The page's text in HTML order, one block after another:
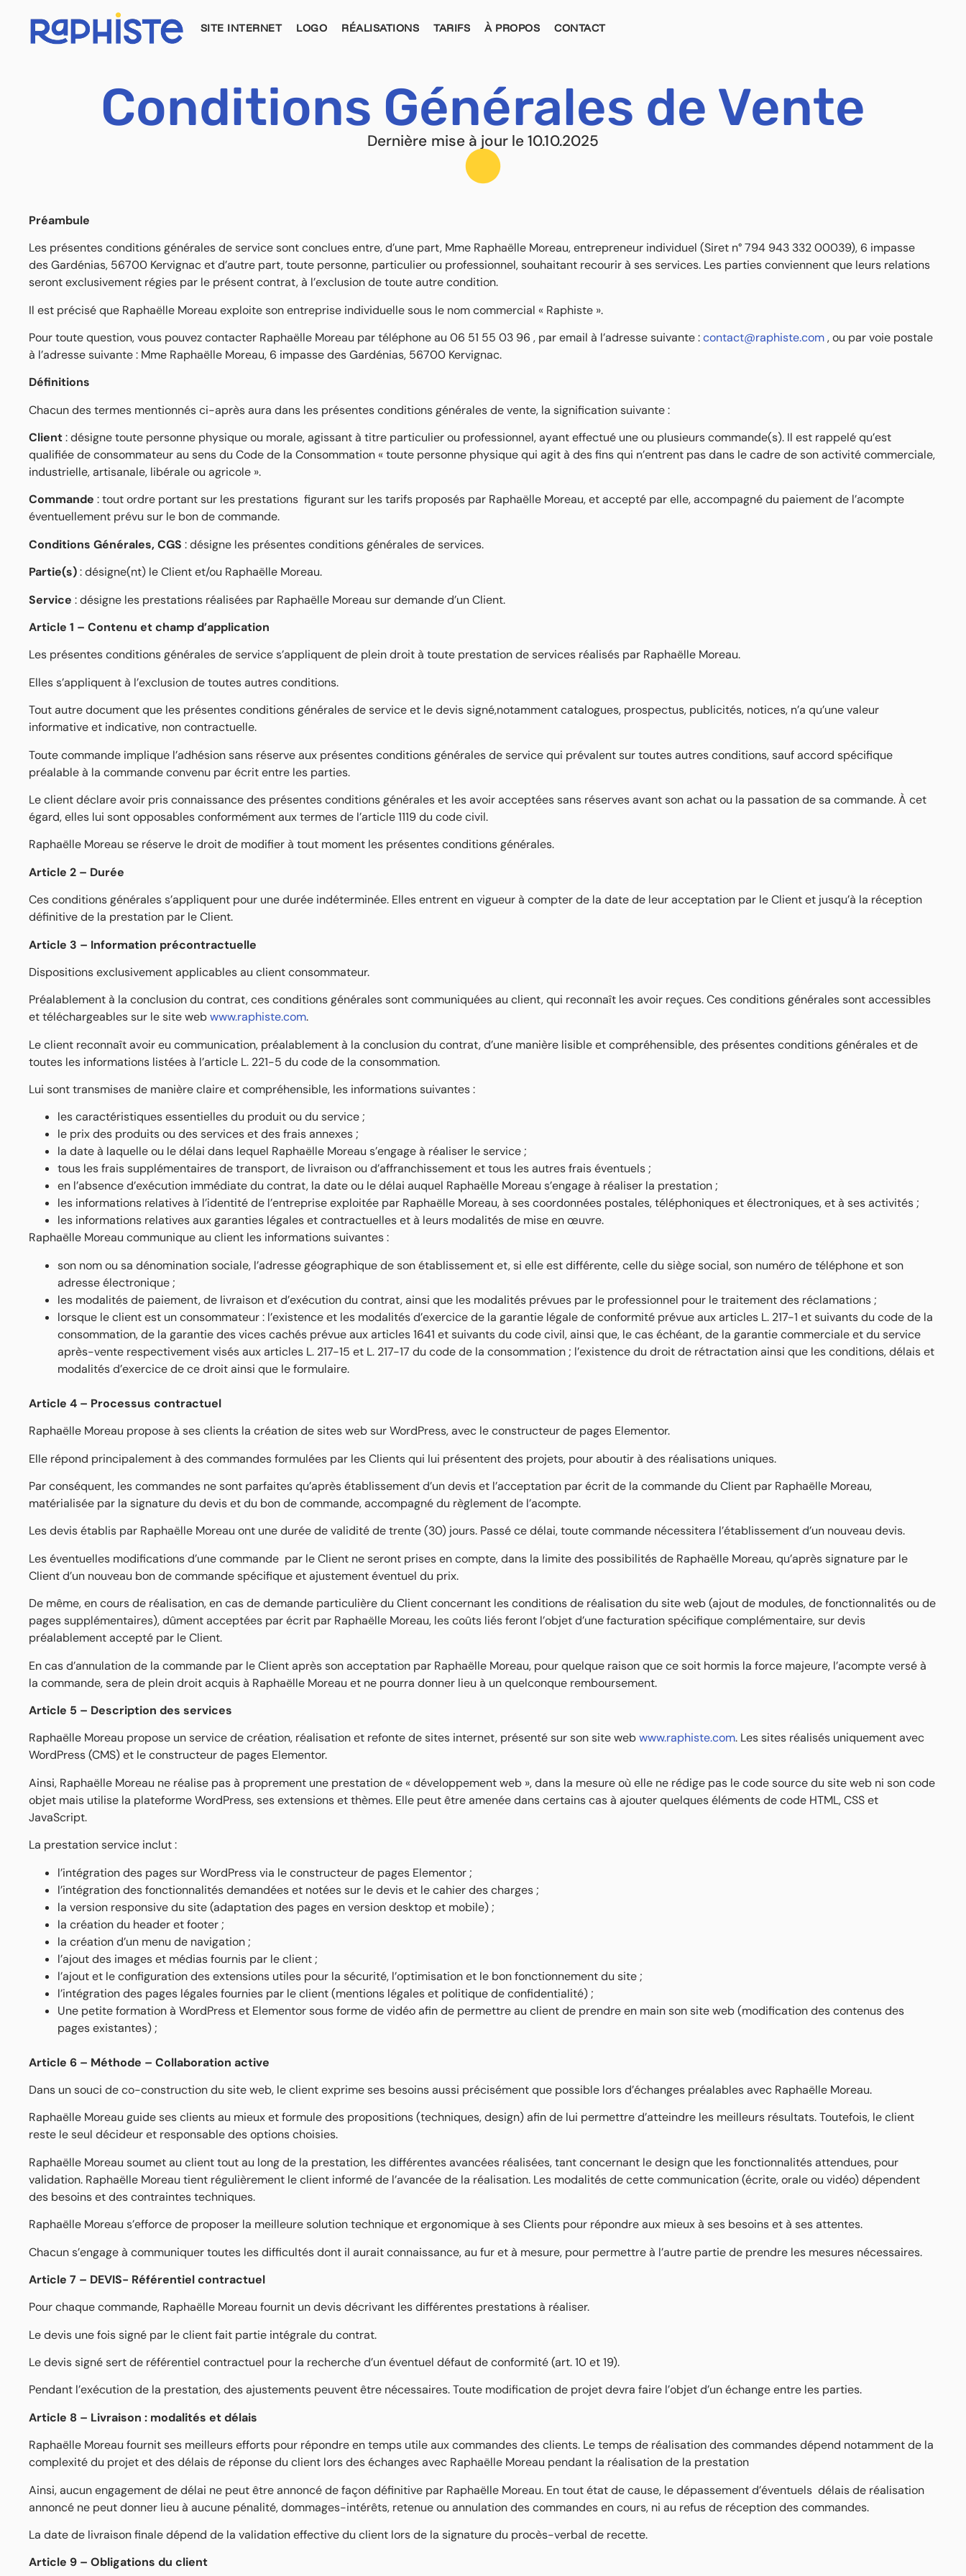
principal
SITE INTERNET LOGO RÉALISATIONS TARIFS À PROPOS CONTACT
Conditions Générales de Vente
Dernière mise à jour le 10.10.2025
Préambule
Les présentes conditions générales de service sont conclues entre, d’une part, Mme Raphaëlle Moreau, entrepreneur individuel (Siret n° 794 943 332 00039), 6 impasse
des Gardénias, 56700 Kervignac et d’autre part, toute personne, particulier ou professionnel, souhaitant recourir à ses services. Les parties conviennent que leurs relations
seront exclusivement régies par le présent contrat, à l’exclusion de toute autre condition.
Il est précisé que Raphaëlle Moreau exploite son entreprise individuelle sous le nom commercial « Raphiste ».
Pour toute question, vous pouvez contacter Raphaëlle Moreau par téléphone au 06 51 55 03 96 , par email à l’adresse suivante :contact@raphiste.com, ou par voie postale
à l’adresse suivante : Mme Raphaëlle Moreau, 6 impasse des Gardénias, 56700 Kervignac.
Définitions
Chacun des termes mentionnés ci-après aura dans les présentes conditions générales de vente, la signification suivante :
Client: désigne toute personne physique ou morale, agissant à titre particulier ou professionnel, ayant effectué une ou plusieurs commande(s). Il est rappelé qu’est
qualifiée de consommateur au sens du Code de la Consommation « toute personne physique qui agit à des fins qui n’entrent pas dans le cadre de son activité commerciale,
industrielle, artisanale, libérale ou agricole ».
Commande : tout ordre portant sur les prestations figurant sur les tarifs proposés par Raphaëlle Moreau, et accepté par elle, accompagné du paiement de l’acompte
éventuellement prévu sur le bon de commande.
Conditions Générales, CGS : désigne les présentes conditions générales de services.
Partie(s): désigne(nt) le Client et/ou Raphaëlle Moreau.
Service : désigne les prestations réalisées par Raphaëlle Moreau sur demande d’un Client.
Article 1 – Contenu et champ d’application
Les présentes conditions générales de service s’appliquent de plein droit à toute prestation de services réalisés par Raphaëlle Moreau.
Elles s’appliquent à l’exclusion de toutes autres conditions.
Tout autre document que les présentes conditions générales de service et le devis signé,notamment catalogues, prospectus, publicités, notices, n’a qu’une valeur
informative et indicative, non contractuelle.
Toute commande implique l’adhésion sans réserve aux présentes conditions générales de service qui prévalent sur toutes autres conditions, sauf accord spécifique
préalable à la commande convenu par écrit entre les parties.
Le client déclare avoir pris connaissance des présentes conditions générales et les avoir acceptées sans réserves avant son achat ou la passation de sa commande. À cet
égard, elles lui sont opposables conformément aux termes de l’article 1119 du code civil.
Raphaëlle Moreau se réserve le droit de modifier à tout moment les présentes conditions générales.
Article 2 – Durée
Ces conditions générales s’appliquent pour une durée indéterminée. Elles entrent en vigueur à compter de la date de leur acceptation par le Client et jusqu’à la réception
définitive de la prestation par le Client.
Article 3 – Information précontractuelle
Dispositions exclusivement applicables au client consommateur.
Préalablement à la conclusion du contrat, ces conditions générales sont communiquées au client, qui reconnaît les avoir reçues. Ces conditions générales sont accessibles
et téléchargeables sur le site webwww.raphiste.com.
Le client reconnaît avoir eu communication, préalablement à la conclusion du contrat, d’une manière lisible et compréhensible, des présentes conditions générales et de
toutes les informations listées à l’article L. 221-5 du code de la consommation.
Lui sont transmises de manière claire et compréhensible, les informations suivantes :
les caractéristiques essentielles du produit ou du service ;
le prix des produits ou des services et des frais annexes ;
la date à laquelle ou le délai dans lequel Raphaëlle Moreau s’engage à réaliser le service ;
tous les frais supplémentaires de transport, de livraison ou d’affranchissement et tous les autres frais éventuels ;
en l’absence d’exécution immédiate du contrat, la date ou le délai auquel Raphaëlle Moreau s’engage à réaliser la prestation ;
les informations relatives à l’identité de l’entreprise exploitée par Raphaëlle Moreau, à ses coordonnées postales, téléphoniques et électroniques, et à ses activités ;
les informations relatives aux garanties légales et contractuelles et à leurs modalités de mise en œuvre.
Raphaëlle Moreau communique au client les informations suivantes :
son nom ou sa dénomination sociale, l’adresse géographique de son établissement et, si elle est différente, celle du siège social, son numéro de téléphone et son
adresse électronique ;
les modalités de paiement, de livraison et d’exécution du contrat, ainsi que les modalités prévues par le professionnel pour le traitement des réclamations ;
lorsque le client est un consommateur : l’existence et les modalités d’exercice de la garantie légale de conformité prévue aux articles L. 217-1 et suivants du code de la
consommation, de la garantie des vices cachés prévue aux articles 1641 et suivants du code civil, ainsi que, le cas échéant, de la garantie commerciale et du service
après-vente respectivement visés aux articles L. 217-15 et L. 217-17 du code de la consommation ; l’existence du droit de rétractation ainsi que les conditions, délais et
modalités d’exercice de ce droit ainsi que le formulaire.
Article 4 – Processus contractuel
Raphaëlle Moreau propose à ses clients la création de sites web sur WordPress, avec le constructeur de pages Elementor.
Elle répond principalement à des commandes formulées par les Clients qui lui présentent des projets, pour aboutir à des réalisations uniques.
Par conséquent, les commandes ne sont parfaites qu’après établissement d’un devis et l’acceptation par écrit de la commande du Client par Raphaëlle Moreau,
matérialisée par la signature du devis et du bon de commande, accompagné du règlement de l’acompte.
Les devis établis par Raphaëlle Moreau ont une durée de validité de trente (30) jours. Passé ce délai, toute commande nécessitera l’établissement d’un nouveau devis.
Les éventuelles modifications d’une commande par le Client ne seront prises en compte, dans la limite des possibilités de Raphaëlle Moreau, qu’après signature par le
Client d’un nouveau bon de commande spécifique et ajustement éventuel du prix.
De même, en cours de réalisation, en cas de demande particulière du Client concernant les conditions de réalisation du site web (ajout de modules, de fonctionnalités ou de
pages supplémentaires), dûment acceptées par écrit par Raphaëlle Moreau, les coûts liés feront l’objet d’une facturation spécifique complémentaire, sur devis
préalablement accepté par le Client.
En cas d’annulation de la commande par le Client après son acceptation par Raphaëlle Moreau, pour quelque raison que ce soit hormis la force majeure, l’acompte versé à
la commande, sera de plein droit acquis à Raphaëlle Moreau et ne pourra donner lieu à un quelconque remboursement.
Article 5 – Description des services
Raphaëlle Moreau propose un service de création, réalisation et refonte de sites internet, présenté sur son site webwww.raphiste.com. Les sites réalisés uniquement avec
WordPress (CMS) et le constructeur de pages Elementor.
Ainsi, Raphaëlle Moreau ne réalise pas à proprement une prestation de « développement web », dans la mesure où elle ne rédige pas le code source du site web ni son code
objet mais utilise la plateforme WordPress, ses extensions et thèmes. Elle peut être amenée dans certains cas à ajouter quelques éléments de code HTML, CSS et
JavaScript.
La prestation service inclut :
l’intégration des pages sur WordPress via le constructeur de pages Elementor ;
l’intégration des fonctionnalités demandées et notées sur le devis et le cahier des charges ;
la version responsive du site (adaptation des pages en version desktop et mobile) ;
la création du header et footer ;
la création d’un menu de navigation ;
l’ajout des images et médias fournis par le client ;
l’ajout et le configuration des extensions utiles pour la sécurité, l’optimisation et le bon fonctionnement du site ;
l’intégration des pages légales fournies par le client (mentions légales et politique de confidentialité) ;
Une petite formation à WordPress et Elementor sous forme de vidéo afin de permettre au client de prendre en main son site web (modification des contenus des
pages existantes) ;
Article 6 – Méthode – Collaboration active
Dans un souci de co-construction du site web, le client exprime ses besoins aussi précisément que possible lors d’échanges préalables avec Raphaëlle Moreau.
Raphaëlle Moreau guide ses clients au mieux et formule des propositions (techniques, design) afin de lui permettre d’atteindre les meilleurs résultats. Toutefois, le client
reste le seul décideur et responsable des options choisies.
Raphaëlle Moreau soumet au client tout au long de la prestation, les différentes avancées réalisées, tant concernant le design que les fonctionnalités attendues, pour
validation. Raphaëlle Moreau tient régulièrement le client informé de l’avancée de la réalisation. Les modalités de cette communication (écrite, orale ou vidéo) dépendent
des besoins et des contraintes techniques.
Raphaëlle Moreau s’efforce de proposer la meilleure solution technique et ergonomique à ses Clients pour répondre aux mieux à ses besoins et à ses attentes.
Chacun s’engage à communiquer toutes les difficultés dont il aurait connaissance, au fur et à mesure, pour permettre à l’autre partie de prendre les mesures nécessaires.
Article 7 – DEVIS- Référentiel contractuel
Pour chaque commande, Raphaëlle Moreau fournit un devis décrivant les différentes prestations à réaliser.
Le devis une fois signé par le client fait partie intégrale du contrat.
Le devis signé sert de référentiel contractuel pour la recherche d’un éventuel défaut de conformité (art. 10 et 19).
Pendant l’exécution de la prestation, des ajustements peuvent être nécessaires. Toute modification de projet devra faire l’objet d’un échange entre les parties.
Article 8 – Livraison : modalités et délais
Raphaëlle Moreau fournit ses meilleurs efforts pour répondre en temps utile aux commandes des clients. Le temps de réalisation des commandes dépend notamment de la
complexité du projet et des délais de réponse du client lors des échanges avec Raphaëlle Moreau pendant la réalisation de la prestation
Ainsi, aucun engagement de délai ne peut être annoncé de façon définitive par Raphaëlle Moreau. En tout état de cause, le dépassement d’éventuels délais de réalisation
annoncé ne peut donner lieu à aucune pénalité, dommages-intérêts, retenue ou annulation des commandes en cours, ni au refus de réception des commandes.
La date de livraison finale dépend de la validation effective du client lors de la signature du procès-verbal de recette.
Article 9 – Obligations du client